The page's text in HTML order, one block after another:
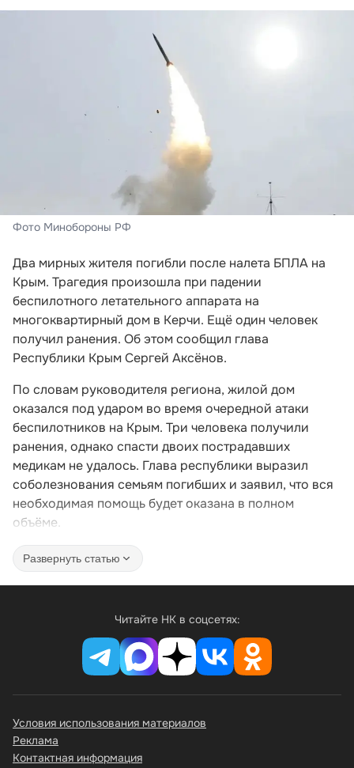
Фото Минобороны РФ
Два мирных жителя погибли после налета БПЛА на
Крым. Трагедия произошла при падении
беспилотного летательного аппарата на
многоквартирный дом в Керчи. Ещё один человек
получил ранения. Об этом сообщил глава
Республики Крым Сергей Аксёнов.
По словам руководителя региона, жилой дом
оказался под ударом во время очередной атаки
беспилотников на Крым. Три человека получили
ранения, однако спасти двоих пострадавших
медикам не удалось. Глава республики выразил
соболезнования семьям погибших и заявил, что вся
необходимая помощь будет оказана в полном
объёме.
Развернуть статью
Читайте НК в соцсетях:
Условия использования материалов
Реклама
Контактная информация